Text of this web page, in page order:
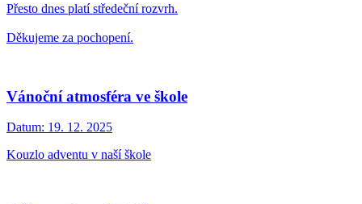
Přesto dnes platí středeční rozvrh.
Děkujeme za pochopení.
Vánoční atmosféra ve škole
Datum: 19. 12. 2025
Kouzlo adventu v naší škole